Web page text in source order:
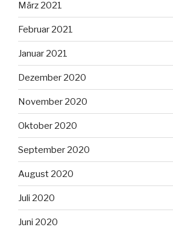
März 2021
Februar 2021
Januar 2021
Dezember 2020
November 2020
Oktober 2020
September 2020
August 2020
Juli 2020
Juni 2020